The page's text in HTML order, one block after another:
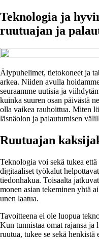
Teknologia ja
ruutuajan ja
Älypuhelimet, tietokoneet ja
arkea. Niiden avulla
seuraamme uutisia ja
kuinka suuren osan päivästä
olla vaikea rauhoittua. Miten
läsnäolon ja palautumisen
Ruutuajan
Teknologia voi sekä tukea
digitaaliset työkalut
tiedonhakua. Toisaalta
monen asian tekeminen yhtä
unen laatua.
Tavoitteena ei ole luopua
Kun tunnistaa omat rajansa
ruutua, tukee se sekä